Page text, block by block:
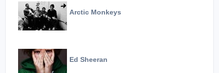
Arctic Monkeys
Ed Sheeran